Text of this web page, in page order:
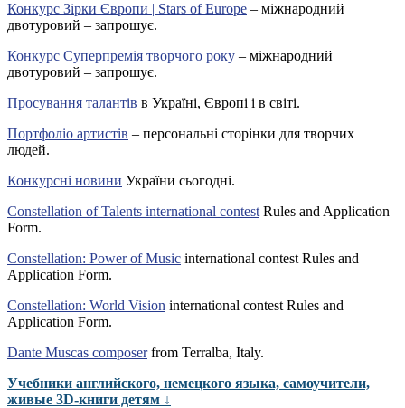
Конкурс Зірки Європи | Stars of Europe – міжнародний
двотуровий – запрошує.
Конкурс Суперпремія творчого року – міжнародний
двотуровий – запрошує.
Просування талантів в Україні, Європі і в світі.
Портфоліо артистів – персональні сторінки для творчих
людей.
Конкурсні новини України сьогодні.
Constellation of Talents international contest Rules and Application
Form.
Constellation: Power of Music international contest Rules and
Application Form.
Constellation: World Vision international contest Rules and
Application Form.
Dante Muscas composerfrom Terralba, Italy.
Учебники английского, немецкого языка, самоучители,
живые 3D-книги детям ↓